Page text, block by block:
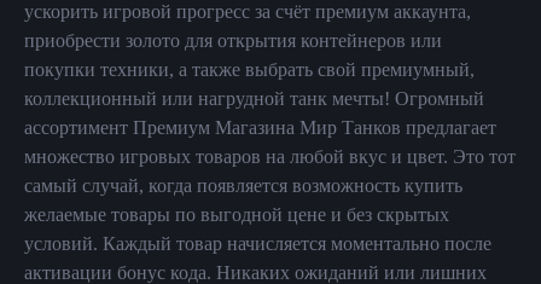
ускорить игровой прогресс за счёт премиум аккаунта,
приобрести золото для открытия контейнеров или
покупки техники, а также выбрать свой премиумный,
коллекционный или нагрудной танк мечты! Огромный
ассортимент Премиум Магазина Мир Танков предлагает
множество игровых товаров на любой вкус и цвет. Это тот
самый случай, когда появляется возможность купить
желаемые товары по выгодной цене и без скрытых
условий. Каждый товар начисляется моментально после
активации бонус кода. Никаких ожиданий или лишних